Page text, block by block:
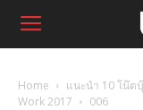
Home
แนะนำ 10 โน๊ต
Work 2017
006